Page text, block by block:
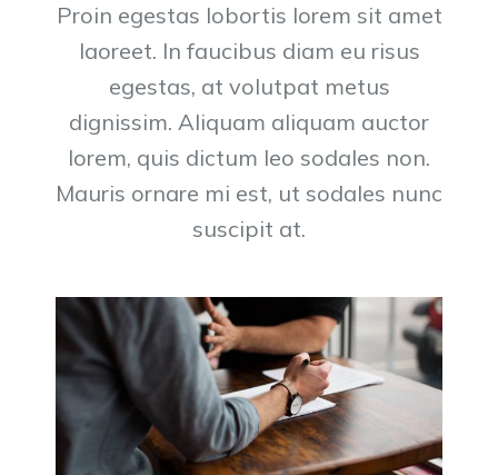
Proin egestas lobortis lorem sit amet
laoreet. In faucibus diam eu risus
egestas, at volutpat metus
dignissim. Aliquam aliquam auctor
lorem, quis dictum leo sodales non.
Mauris ornare mi est, ut sodales nunc
suscipit at.